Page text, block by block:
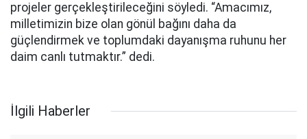
projeler gerçekleştirileceğini söyledi. “Amacımız,
milletimizin bize olan gönül bağını daha da
güçlendirmek ve toplumdaki dayanışma ruhunu her
daim canlı tutmaktır.” dedi.
İlgili Haberler